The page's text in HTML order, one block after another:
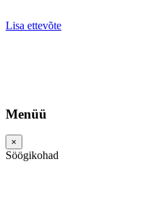
Lisa ettevõte
Menüü
×
Söögikohad